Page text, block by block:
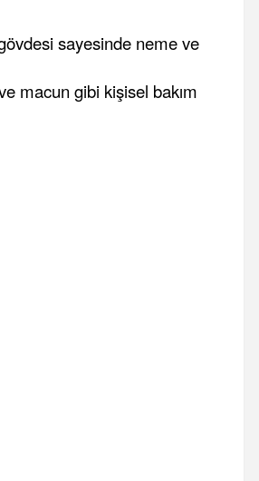
sayesinde neme ve
macun gibi kişisel bakım